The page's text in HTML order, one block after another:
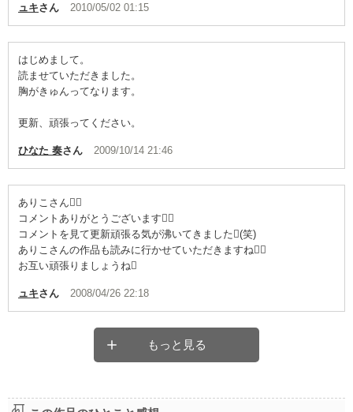
ュキさん 2010/05/02 01:15
はじめまして。
読ませていただきました。
胸がきゅんってなります。
更新、頑張ってください。
ひなた 奏さん 2009/10/14 21:46
ありこさん
コメントありがとうございます
コメントを見て更新頑張る気が沸いてきました(笑)
ありこさんの作品も読みに行かせていただきますね
お互い頑張りましょうね
ュキさん 2008/04/26 22:18
もっと見る